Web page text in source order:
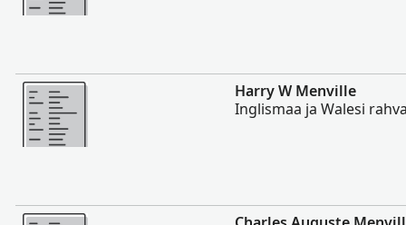
Rohkem
Harry W Menville
Inglismaa ja Walesi
Rohkem